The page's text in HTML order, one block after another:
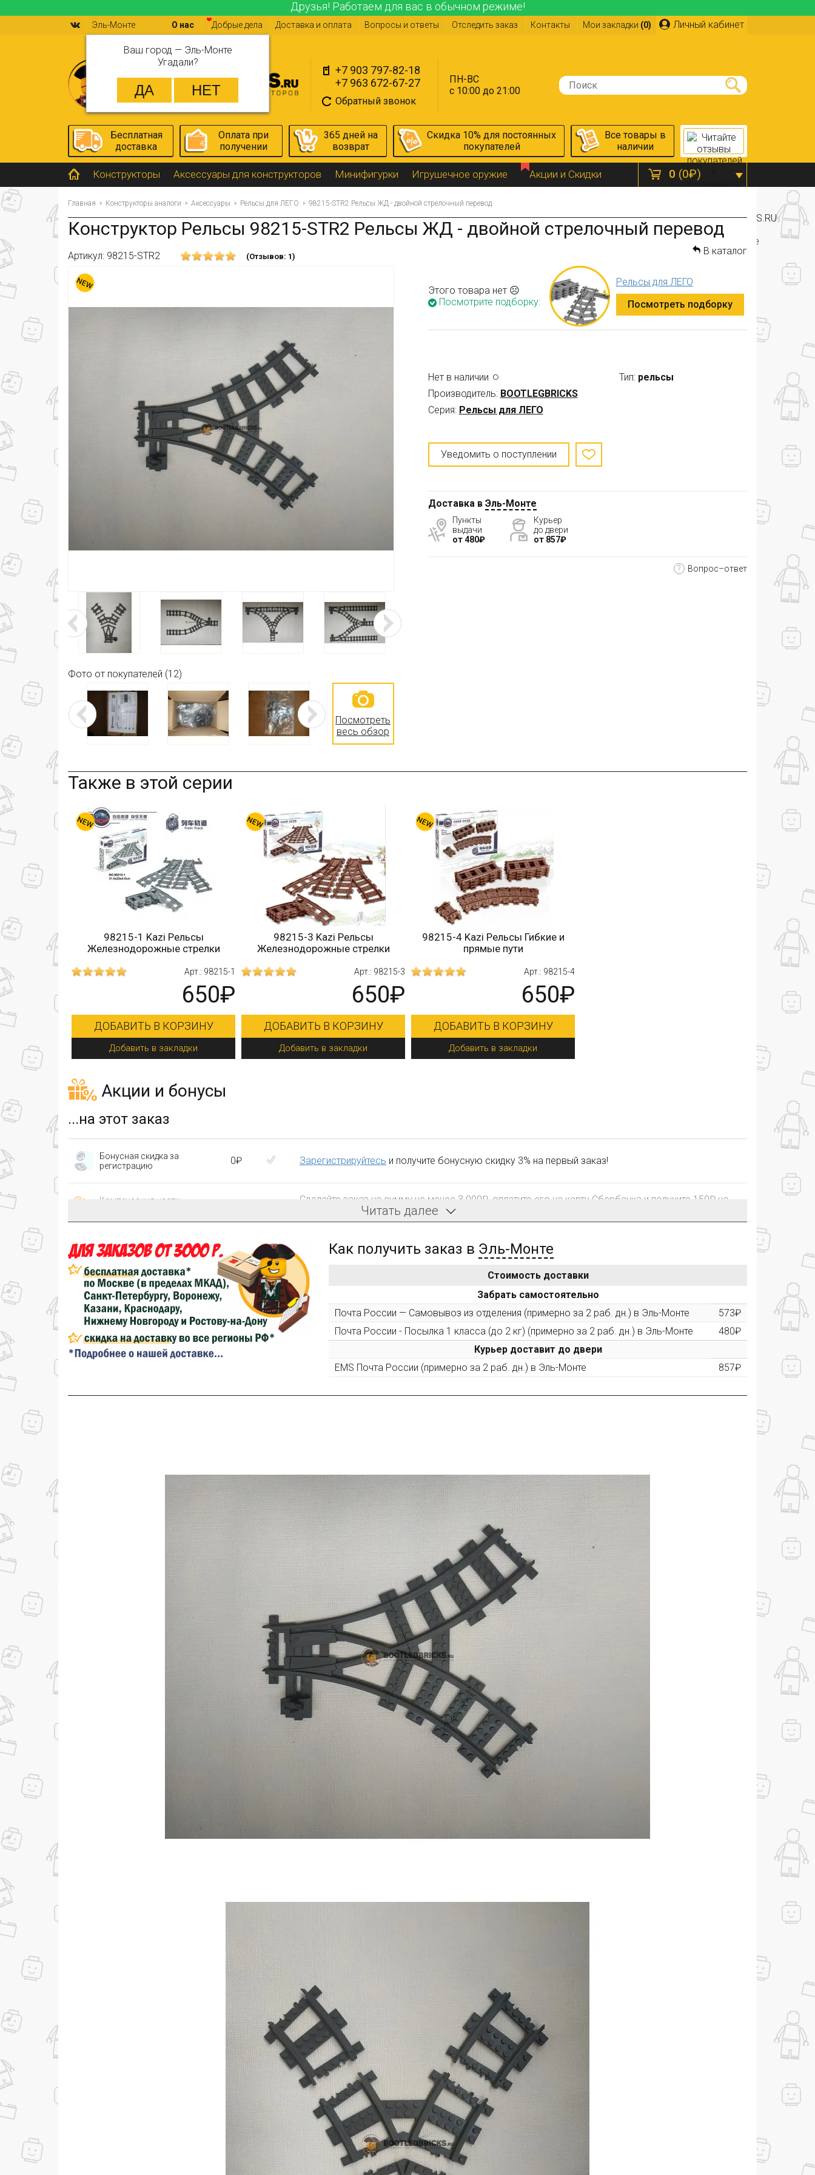
Друзья! Работаем для вас в обычном режиме!
Эль-Монте
Ваш город — Эль-Монте
Угадали?
Личный кабинет
О нас Добрые дела Доставка и оплата Вопросы и ответы Отследить заказ Контакты Мои закладки (0)
+7 903 797-82-18
+7 963 672-67-27
Обратный звонок
ПН-ВС
с 10:00 до 21:00
0 (0₽)
Бесплатная
доставка
Оплата при
получении
365 дней на
возврат
Скидка 10% для постоянных
покупателей
Все товары в
наличии
Конструкторы Аксессуары для конструкторов Минифигурки Игрушечное оружие Акции и Скидки
Главная Конструкторы аналоги Аксессуары Рельсы для ЛЕГО 98215-STR2 Рельсы ЖД - двойной стрелочный перевод
Конструктор Рельсы 98215-STR2 Рельсы ЖД - двойной стрелочный перевод
В каталог
Артикул: 98215-STR2 (Отзывов: 1)
Фото от покупателей (12)
Посмотреть
весь обзор
Этого товара нет ☹
Посмотрите подборку:
Рельсы для ЛЕГО
Посмотреть подборку
Нет в наличии
Производитель: BOOTLEGBRICKS
Серия: Рельсы для ЛЕГО
Тип: рельсы
Уведомить о поступлении
Доставка в Эль-Монте
Пункты
выдачи
от 480₽
Курьер
до двери
от 857₽
? Вопрос–ответ
Также в этой серии
98215-1 Kazi Рельсы
Железнодорожные стрелки
Арт.: 98215-1
650₽
ДОБАВИТЬ В КОРЗИНУ
Добавить в закладки
98215-3 Kazi Рельсы
Железнодорожные стрелки
Арт.: 98215-3
650₽
ДОБАВИТЬ В КОРЗИНУ
Добавить в закладки
98215-4 Kazi Рельсы Гибкие и
прямые пути
Арт.: 98215-4
650₽
ДОБАВИТЬ В КОРЗИНУ
Добавить в закладки
Акции и бонусы
...на этот заказ
Бонусная скидка за
регистрацию
0₽ Зарегистрируйтесь и получите бонусную скидку 3% на первый заказ!
Компенсация части
Сделайте заказ на сумму не менее 3 000₽, оплатите его на карту Сбербанка и получите 150₽ на
компенсацию доставки.
...на следующий заказ
Золотая скидка
персональная
10%
После того, как сумма Ваших заказов превысит 3000 рублей, Вы получите постоянную скидку на
все повторные заказы - 10%
(фото сборки) до 10%
Разместите фото поэтапной сборки купленного конструктора в собственном блоге, на сайте,
форуме или странице в соцсетях - и получите дополнительную скидку до 10% при покупке
следующего набора (не дороже 10 000 рублей).
на нашем сайте
100₽
за текстовый отзыв или 100₽ за отзыв с фото.
Участвуйте в конкурсах и розыгрышах в нашей группе ВК и выигрывайте отличные призы!
Подробные условия всех акций и бонусов...
Читать далее
Как получить заказ в Эль-Монте
Стоимость доставки
Забрать самостоятельно
Почта России — Самовывоз из отделения (примерно за 2 раб. дн.) в Эль-Монте
573₽
Почта России - Посылка 1 класса (до 2 кг) (примерно за 2 раб. дн.) в Эль-Монте
480₽
Курьер доставит до двери
EMS Почта России (примерно за 2 раб. дн.) в Эль-Монте
857₽